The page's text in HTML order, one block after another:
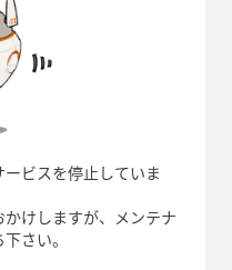
ビスを停止していま
けしますが、メンテナ
さい。